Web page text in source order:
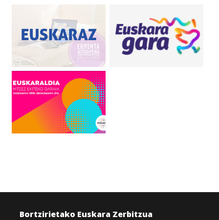
Bortzirietako Euskara Zerbitzua